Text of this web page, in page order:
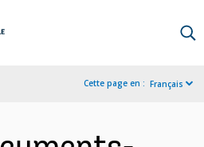
Cette page en : Français